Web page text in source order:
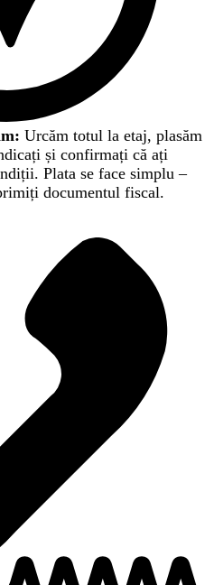
Urcăm totul la etaj, plasăm
și confirmați că ați
Plata se face simplu –
documentul fiscal.